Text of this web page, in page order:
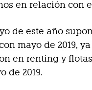
en relación con
de este año
mayo de 2019,
en renting y
de 2019.